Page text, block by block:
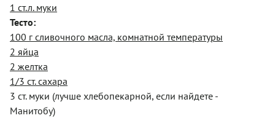
1 ст.л. муки
Тесто:
100 г сливочного масла, комнатной температуры
2 яйца
2 желтка
1/3 ст. сахара
3 ст. муки (лучше хлебопекарной, если найдете -
Манитобу)